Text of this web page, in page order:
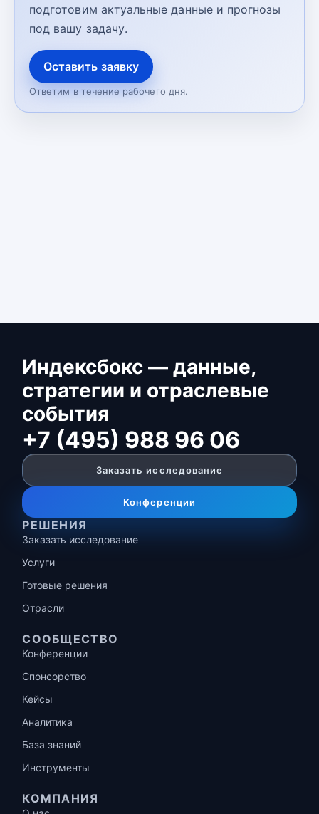
подготовим актуальные данные и прогнозы
под вашу задачу.
Оставить заявку
Ответим в течение рабочего дня.
Индексбокс — данные,
стратегии и отраслевые
события
+7 (495) 988 96 06
Заказать исследование
Конференции
РЕШЕНИЯ
Заказать исследование
Услуги
Готовые решения
Отрасли
СООБЩЕСТВО
Конференции
Спонсорство
Кейсы
Аналитика
База знаний
Инструменты
КОМПАНИЯ